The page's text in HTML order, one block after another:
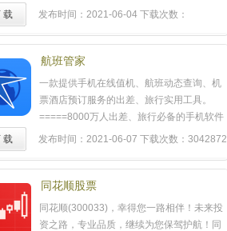
量、耗电低、空间占用小、体验流畅，是您
松查询路线，出行再无忧-超强公交规划能
力，优质路线唾手可得-步行规划再升级，室
内室外全程规划直达目的地精准导航-优质驾
车路线，精准路况，实时躲避拥堵-公交全程
导航，到站和换乘及时
提醒
，精准实时公
航，出行路上更开怀精准地图数据-深耕地图
领域多年，保障地点、道路、公交数据的高
各城市离线地图、离线导航数据包供免费下
载，享受准确数据的同时还能节省90%流量
精彩附近资讯-去哪吃、去哪住、去哪放松、
载 发布时间：2021-06-04 下载次数：
航班管家
一款提供手机在线值机、航班动态查询、机
票酒店预订服务的出差、旅行实用工具。
=====8000万人出差、旅行必备的手机软件
======特色服务： 【航班延误提醒】空管
排队，通过手机值机就可以占个好座位 【管
家特惠酒店】实惠--预付，五星级酒店五折起
【超值头等舱】经济舱的价格，头等舱的服
务 【直销机票】票源来自各大航空公司，低
载 发布时间：2021-06-07 下载次数：3042872
同花顺股票
同花顺(300033)，幸得您一路相伴！未来投
资之路，专业品质，继续为您保驾护航！同